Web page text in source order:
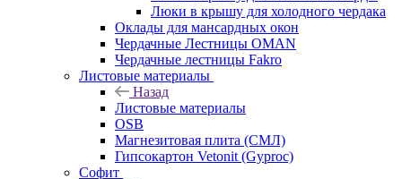
Люки в крышу для холодного чердака
Оклады для мансардных окон
Чердачные Лестницы OMAN
Чердачные лестницы Fakro
Листовые материалы
Назад
Листовые материалы
OSB
Магнезитовая плита (СМЛ)
Гипсокартон Vetonit (Gyproc)
Софит